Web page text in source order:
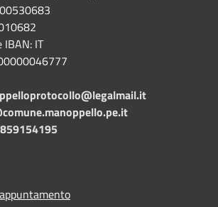
IBAN: IT